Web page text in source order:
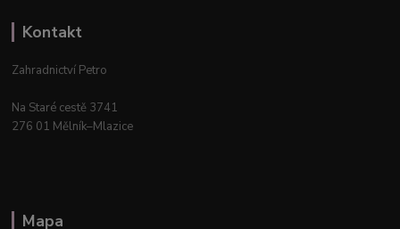
Kontakt
Zahradnictví Petro
Na Staré cestě 3741
276 01 Mělník–Mlazice
Mapa